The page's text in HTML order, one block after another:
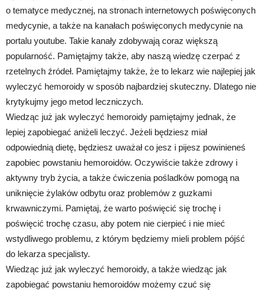
o tematyce medycznej, na stronach internetowych poświęconych
medycynie, a także na kanałach poświęconych medycynie na
portalu youtube. Takie kanały zdobywają coraz większą
popularność. Pamiętajmy także, aby naszą wiedzę czerpać z
rzetelnych źródeł. Pamiętajmy także, że to lekarz wie najlepiej jak
wyleczyć hemoroidy w sposób najbardziej skuteczny. Dlatego nie
krytykujmy jego metod leczniczych.
Wiedząc już jak wyleczyć hemoroidy pamiętajmy jednak, że
lepiej zapobiegać aniżeli leczyć. Jeżeli będziesz miał
odpowiednią dietę, będziesz uważał co jesz i pijesz powinieneś
zapobiec powstaniu hemoroidów. Oczywiście także zdrowy i
aktywny tryb życia, a także ćwiczenia pośladków pomogą na
uniknięcie żylaków odbytu oraz problemów z guzkami
krwawniczymi. Pamiętaj, że warto poświęcić się trochę i
poświęcić trochę czasu, aby potem nie cierpieć i nie mieć
wstydliwego problemu, z którym będziemy mieli problem pójść
do lekarza specjalisty.
Wiedząc już jak wyleczyć hemoroidy, a także wiedząc jak
zapobiegać powstaniu hemoroidów możemy czuć się